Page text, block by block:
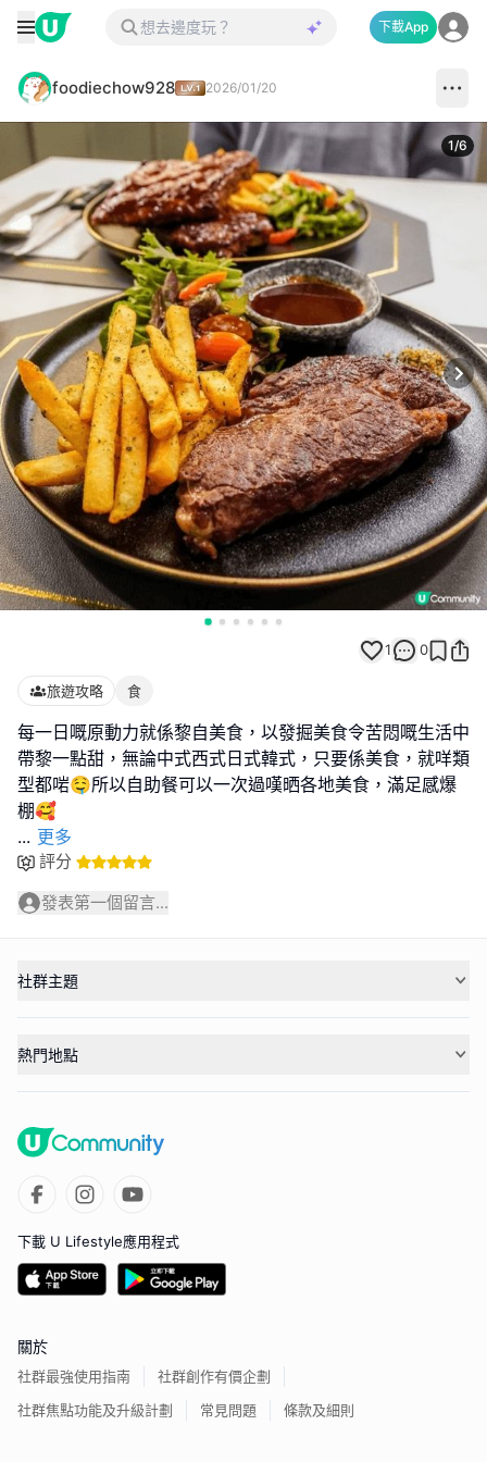
下載App
foodiechow928 2026/01/20
1/6
1 0
旅遊攻略 食
每一日嘅原動力就係黎自美食，以發掘美食令苦悶嘅生活中
帶黎一點甜，無論中式西式日式韓式，只要係美食，就咩類
型都啱🤤所以自助餐可以一次過嘆晒各地美食，滿足感爆
... 更多
評分
發表第一個留言...
社群主題
熱門地點
下載 U Lifestyle應用程式
關於
社群最強使用指南
社群創作有價企劃
社群焦點功能及升級計劃
常見問題 條款及細則